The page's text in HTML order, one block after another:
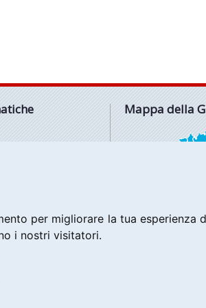
per migliorare la tua
i nostri visitatori.
Mappa della